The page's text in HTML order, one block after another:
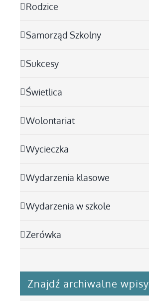
Rodzice
Samorząd Szkolny
Sukcesy
Świetlica
Wolontariat
Wycieczka
Wydarzenia klasowe
Wydarzenia w szkole
Zerówka
Znajdź archiwalne wpisy